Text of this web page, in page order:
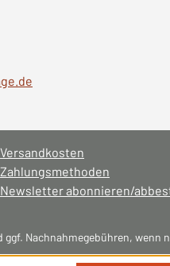
Versandkosten
Zahlungsmethoden
Newsletter abonnieren/
ggf. Nachnahmegebühren, wenn